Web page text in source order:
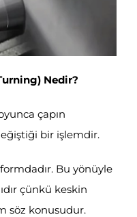
Nedir?
çapın
bir işlemdir.
Bu yönüyle
çünkü keskin
söz konusudur.